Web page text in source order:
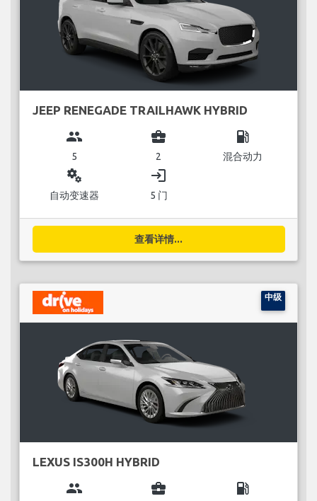
JEEP RENEGADE TRAILHAWK HYBRID
group
5
business_center
2
local_gas_station
混合动力
miscellaneous_services
自动变速器
login
5 门
查看详情...
中级
LEXUS IS300H HYBRID
group business_center local_gas_station